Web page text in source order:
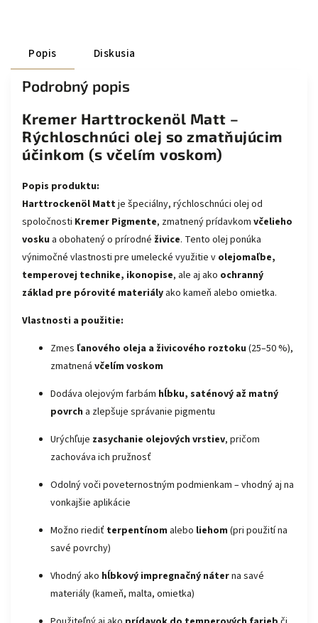
Popis Diskusia
Podrobný popis
Kremer Harttrockenöl Matt –
Rýchloschnúci olej so zmatňujúcim
účinkom (s včelím voskom)
Popis produktu:
Harttrockenöl Mattje špeciálny, rýchloschnúci olej od
spoločnosti Kremer Pigmente, zmatnený prídavkom včelieho
vosku a obohatený o prírodné živice. Tento olej ponúka
výnimočné vlastnosti pre umelecké využitie v olejomaľbe,
temperovej technike, ikonopise, ale aj ako ochranný
základ pre pórovité materiály ako kameň alebo omietka.
Vlastnosti a použitie:
Zmes ľanového oleja a živicového roztoku (25–50 %),
zmatnená včelím voskom
Dodáva olejovým farbám hĺbku, saténový až matný
povrch a zlepšuje správanie pigmentu
Urýchľuje zasychanie olejových vrstiev, pričom
zachováva ich pružnosť
Odolný voči poveternostným podmienkam – vhodný aj na
vonkajšie aplikácie
Možno riediť terpentínom alebo liehom (pri použití na
savé povrchy)
Vhodný ako hĺbkový impregnačný náterna savé
materiály (kameň, malta, omietka)